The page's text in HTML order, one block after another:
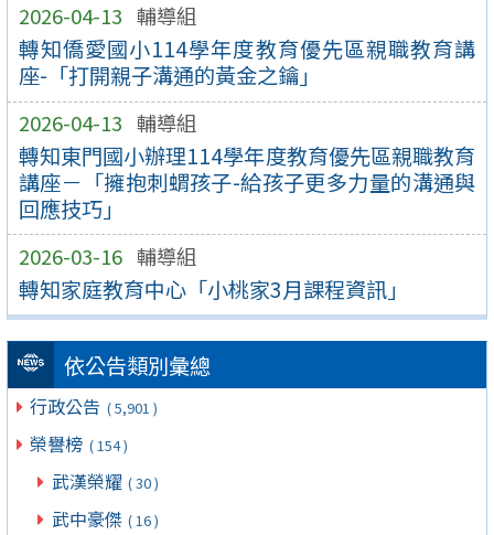
2026-04-13 輔導組
轉知僑愛國小114學年度教育優先區親職教育講
座-「打開親子溝通的黃金之鑰」
2026-04-13 輔導組
轉知東門國小辦理114學年度教育優先區親職教育
講座－「擁抱刺蝟孩子-給孩子更多力量的溝通與
回應技巧」
2026-03-16 輔導組
轉知家庭教育中心「小桃家3月課程資訊」
依公告類別彙總
行政公告 ( 5,901 )
榮譽榜 ( 154 )
武漢榮耀 ( 30 )
武中豪傑 ( 16 )